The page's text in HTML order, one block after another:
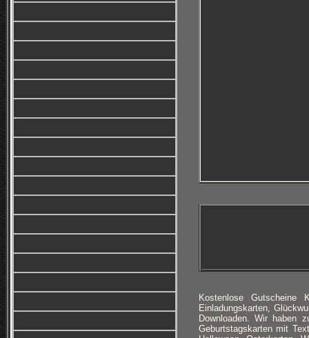
Kostenlose Gutscheine
Einladungskarten,
Downloaden. Wir haben
Geburtstagskarten mit